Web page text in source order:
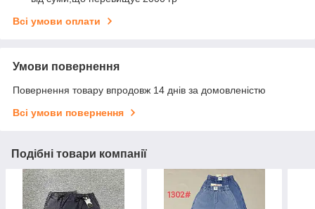
Всі умови оплати
Умови повернення
Повернення товару впродовж 14 днів за домовленістю
Всі умови повернення
Подібні товари компанії